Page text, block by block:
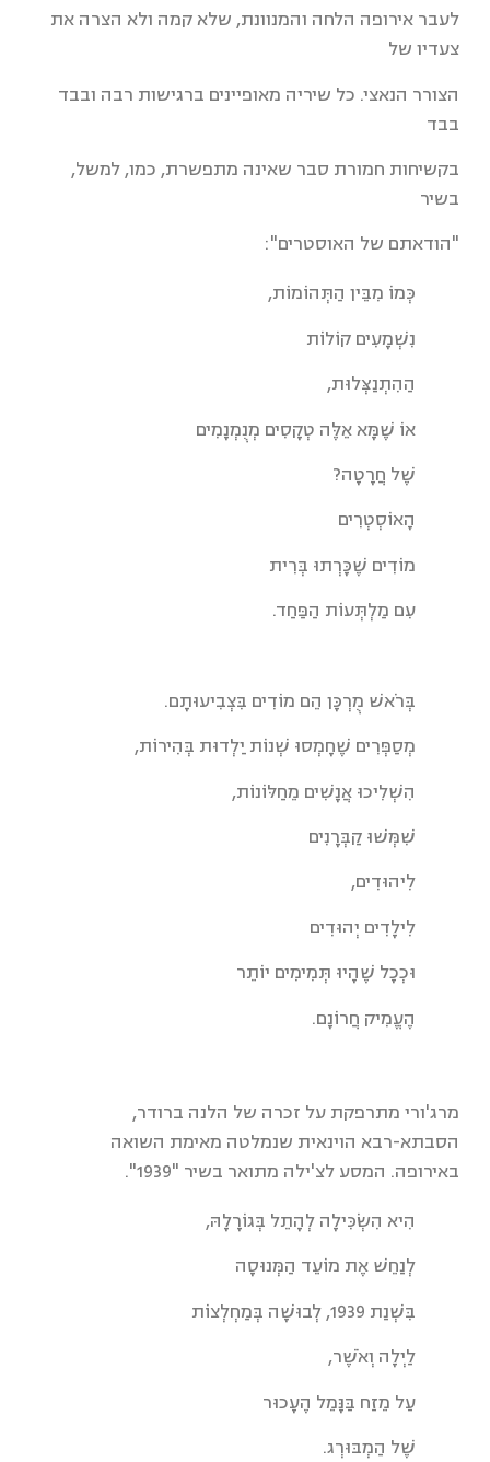
לעבר אירופה הלחה והמנוונת, שלא קמה ולא הצרה את
צעדיו של
הצורר הנאצי. כל שיריה מאופיינים ברגישות רבה ובבד
בבד
בקשיחות חמורת סבר שאינה מתפשרת, כמו, למשל,
בשיר
"הודאתם של האוסטרים":
כְּמוֹ מִבֵּין הַתְּהוֹמוֹת,
נִשְׁמָעִים קוֹלוֹת
הַהִתְנַצְּלוּת,
אוֹ שֶׁמָּא אֵלֶּה טְקָסִים מְנֻמְנָמִים
שֶׁל חֲרָטָה?
הָאוֹסְטְרִים
מוֹדִים שֶׁכָּרְתוּ בְּרִית
עִם מַלְתְּעוֹת הַפַּחַד.
בְּרֹאשׁ מֻרְכָּן הֵם מוֹדִים בִּצְבִיעוּתָם.
מְסַפְּרִים שֶׁחָמְסוּ שְׁנוֹת יַלְדוּת בְּהִירוֹת,
הִשְׁלִיכוּ אֲנָשִׁים מֵחַלּוֹנוֹת,
שִׁמְּשׁוּ קַבְּרָנִים
לִיהוּדִים,
לִילָדִים יְהוּדִים
וּכְכָל שֶׁהָיוּ תְּמִימִים יוֹתֵר
הֶעֱמִיק חֲרוֹנָם.
מרג'ורי מתרפקת על זכרה של הלנה ברודר,
הסבתא-רבא הוינאית שנמלטה מאימת השואה
באירופה. המסע לצ'ילה מתואר בשיר "1939".
הִיא הִשְׂכִּילָה לְהָתֵל בְּגוֹרָלָהּ,
לְנַחֵשׁ אֶת מוֹעֵד הַמְּנוּסָה
בִּשְׁנַת 1939, לְבוּשָׁה בְּמַחְלְצוֹת
לַיְלָה וְאֹשֶׁר,
עַל מֵזַח בַּנָּמֵל הֶעָכוּר
שֶׁל הַמְבּוּרְג.